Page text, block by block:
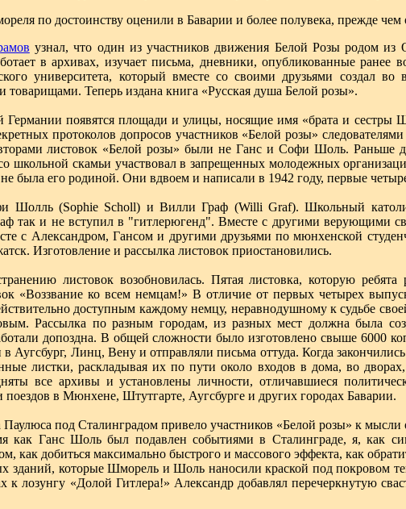
по достоинству оценили в Баварии и более полувека, прежде
узнал, что один из участников движения Белой Розы родом
в архивах, изучает письма, дневники, опубликованные ранее
университета, который вместе со своими друзьями создал во
товарищами. Теперь издана книга «Русская душа Белой розы».
Германии появятся площади и улицы, носящие имя «брата и сестры
протоколов допросов участников «Белой розы»
листовок «Белой розы» были не Ганс и Софи Шоль. Раньше
скамьи участвовал в запрещенных молодежных
была его родиной. Они вдвоем и написали в 1942 году, первые
Шолль (Sophie Scholl) и Вилли Граф (Willi Graf). Школьный
так и не вступил в "гитлерюгенд". Вместе с другими верующими
с Александром, Гансом и другими друзьями по мюнхенской
Изготовление и рассылка листовок приостановились.
листовок возобновилась. Пятая листовка, которую
«Воззвание ко всем немцам!» В отличие от первых четырех
доступным каждому немцу, неравнодушному к судьбе
Рассылка по разным городам, из разных мест должна была
допоздна. В общей сложности было изготовлено свыше 6000
Линц, Вену и отправляли письма оттуда. Когда
листки, раскладывая их по пути около входов в дома, во
все архивы и установлены личности, отличавшиеся
поездов в Мюнхене, Штутгарте, Аугсбурге и других городах Баварии.
под Сталинградом привело участников «Белой розы» к
как Ганс Шоль был подавлен событиями в Сталинграде, я, как
как добиться максимально быстрого и массового эффекта, как
зданий, которые Шморель и Шоль наносили краской под покровом
лозунгу «Долой Гитлера!» Александр добавлял перечеркнутую